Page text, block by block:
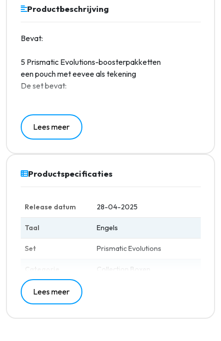
Productbeschrijving
Bevat:
5 Prismatic Evolutions-boosterpakketten
een pouch met eevee als tekening
De set bevat:
Zes ACE SPEC Trainer-kaarten
10 Pokémon ex en 15 Tera Pokémon ex
32 speciale illustratie zeldzame Pokémon ex- en
Supporter-kaarten
kaarten
Lees meer
Productspecificaties
Release datum 28-04-2025
Taal Engels
Set Prismatic Evolutions
Collection Boxen
Lees meer